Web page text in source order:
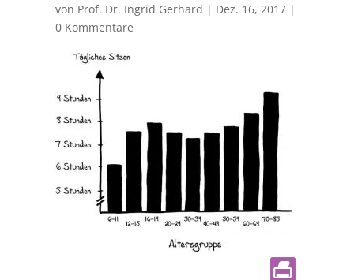
von Prof. Dr. Ingrid Gerhard | Dez. 16, 2017|
0 Kommentare